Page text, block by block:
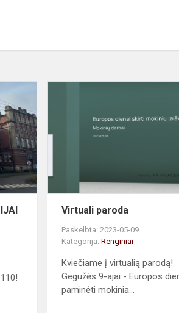
GIMNAZIJAI
–
100!
Virtuali paroda
Paskelbta: 2023-05-09
Kategorija:Renginiai
Kviečiame į virtualią parodą!
Gegužės 9-ajai - Europos
paminėti mokinia...